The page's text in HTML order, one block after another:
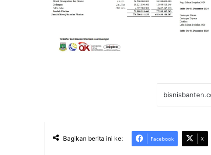
Bagikan berita ini ke: Facebook X